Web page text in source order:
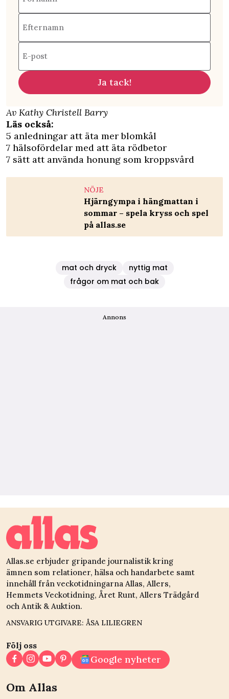
Efternamn
E-post
Ja tack!
Av Kathy Christell Barry
Läs också:
5 anledningar att äta mer blomkål
7 hälsofördelar med att äta rödbetor
7 sätt att använda honung som kroppsvård
NÖJE
Hjärngympa i hängmattan i
sommar – spela kryss och spel
på allas.se
mat och dryck
nyttig mat
frågor om mat och bak
Annons
Allas.se erbjuder gripande journalistik kring
ämnen som relationer, hälsa och handarbete samt
innehåll från veckotidningarna Allas, Allers,
Hemmets Veckotidning, Året Runt, Allers Trädgård
och Antik & Auktion.
ANSVARIG UTGIVARE: ÅSA LILIEGREN
Följ oss
Google nyheter
Om Allas